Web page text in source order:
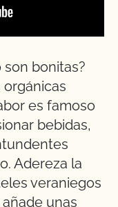
son bonitas?
orgánicas
es famoso
bebidas,
Adereza la
veraniegos
unas